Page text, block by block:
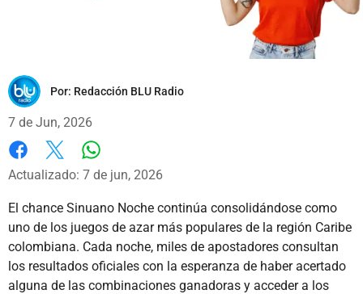
Por: Redacción BLU Radio
7 de Jun, 2026
Facebook
X
Actualizado: 7 de jun, 2026
El chance Sinuano Noche continúa consolidándose como
uno de los juegos de azar más populares de la región Caribe
colombiana. Cada noche, miles de apostadores consultan
los resultados oficiales con la esperanza de haber acertado
alguna de las combinaciones ganadoras y acceder a los